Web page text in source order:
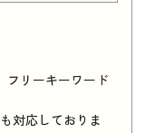
フリーキーワード
対応しておりま
品買取価格はこち